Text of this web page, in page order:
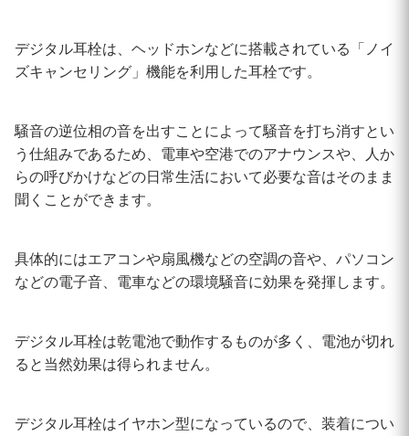
デジタル耳栓は、ヘッドホンなどに搭載されている「ノイ
ズキャンセリング」機能を利用した耳栓です。
騒音の逆位相の音を出すことによって騒音を打ち消すとい
う仕組みであるため、電車や空港でのアナウンスや、人か
らの呼びかけなどの日常生活において必要な音はそのまま
聞くことができます。
具体的にはエアコンや扇風機などの空調の音や、パソコン
などの電子音、電車などの環境騒音に効果を発揮します。
デジタル耳栓は乾電池で動作するものが多く、電池が切れ
ると当然効果は得られません。
デジタル耳栓はイヤホン型になっているので、装着につい